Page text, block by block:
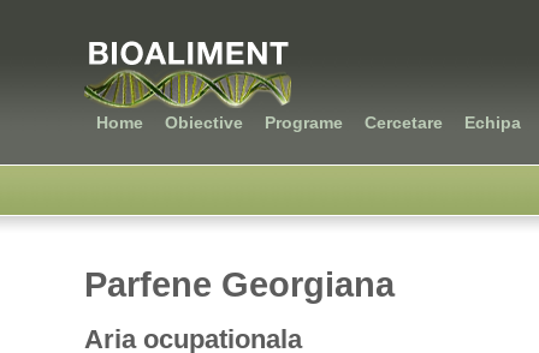
Home Obiective Programe Cercetare Echipa
Parfene Georgiana
Aria ocupationala